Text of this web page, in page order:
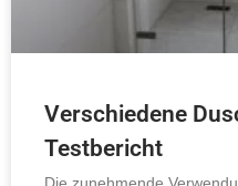
Verschiedene
Testbericht